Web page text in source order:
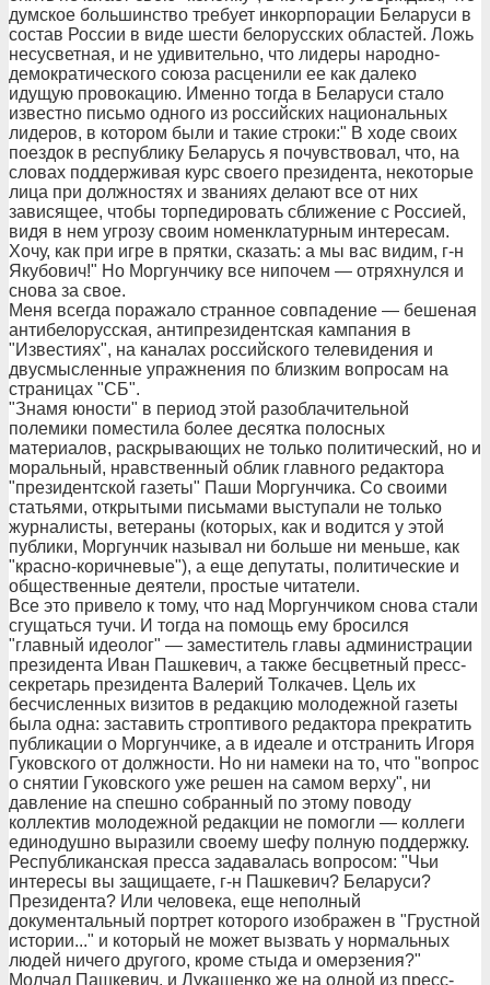
думское большинство требует инкорпорации Беларуси в
состав России в виде шести белорусских областей. Ложь
несусветная, и не удивительно, что лидеры народно-
демократического союза расценили ее как далеко
идущую провокацию. Именно тогда в Беларуси стало
известно письмо одного из российских национальных
лидеров, в котором были и такие строки:" В ходе своих
поездок в республику Беларусь я почувствовал, что, на
словах поддерживая курс своего президента, некоторые
лица при должностях и званиях делают все от них
зависящее, чтобы торпедировать сближение с Россией,
видя в нем угрозу своим номенклатурным интересам.
Хочу, как при игре в прятки, сказать: а мы вас видим, г-н
Якубович!" Но Моргунчику все нипочем — отряхнулся и
снова за свое.
Меня всегда поражало странное совпадение — бешеная
антибелорусская, антипрезидентская кампания в
"Известиях", на каналах российского телевидения и
двусмысленные упражнения по близким вопросам на
страницах "СБ".
"Знамя юности" в период этой разоблачительной
полемики поместила более десятка полосных
материалов, раскрывающих не только политический, но и
моральный, нравственный облик главного редактора
"президентской газеты" Паши Моргунчика. Со своими
статьями, открытыми письмами выступали не только
журналисты, ветераны (которых, как и водится у этой
публики, Моргунчик называл ни больше ни меньше, как
"красно-коричневые"), а еще депутаты, политические и
общественные деятели, простые читатели.
Все это привело к тому, что над Моргунчиком снова стали
сгущаться тучи. И тогда на помощь ему бросился
"главный идеолог" — заместитель главы администрации
президента Иван Пашкевич, а также бесцветный пресс-
секретарь президента Валерий Толкачев. Цель их
бесчисленных визитов в редакцию молодежной газеты
была одна: заставить строптивого редактора прекратить
публикации о Моргунчике, а в идеале и отстранить Игоря
Гуковского от должности. Но ни намеки на то, что "вопрос
о снятии Гуковского уже решен на самом верху", ни
давление на спешно собранный по этому поводу
коллектив молодежной редакции не помогли — коллеги
единодушно выразили своему шефу полную поддержку.
Республиканская пресса задавалась вопросом: "Чьи
интересы вы защищаете, г-н Пашкевич? Беларуси?
Президента? Или человека, еще неполный
документальный портрет которого изображен в "Грустной
истории..." и который не может вызвать у нормальных
людей ничего другого, кроме стыда и омерзения?"
Молчал Пашкевич, и Лукашенко же на одной из пресс-